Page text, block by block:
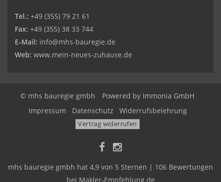
Tel.: +49 (355) 79 21 61
Fax: +49 (355) 38 33 744
E-Mail: info@mhs-bauregie.de
Web: www.mein-neues-zuhause.de
© mhs bauregie gmbh Powered by Immonia GmbH
Impressum
Datenschutz Widerrufsbelehrung
Vertrag widerrufen
mhs bauregie gmbh hat 4,9 von 5 Sternen | 106 Bewertungen
bei Makler-Empfehlung.de